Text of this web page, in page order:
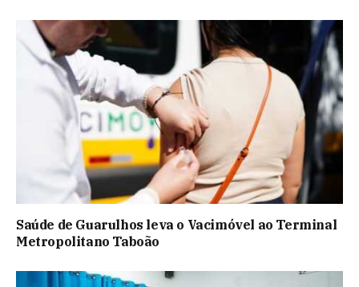
Saúde de Guarulhos leva o Vacimóvel ao Terminal
Metropolitano Taboão